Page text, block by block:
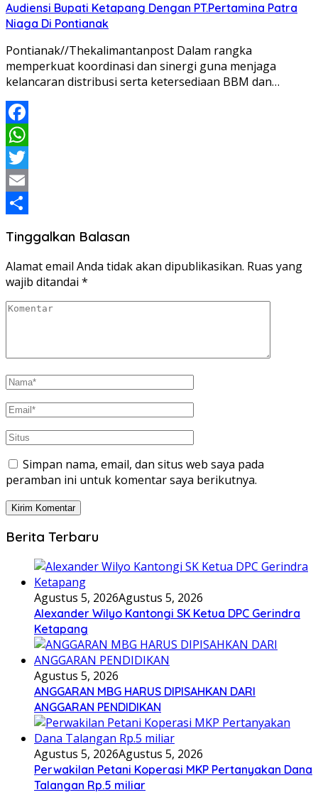
Audiensi Bupati Ketapang Dengan PT.Pertamina Patra
Niaga Di Pontianak
Pontianak//Thekalimantanpost Dalam rangka
memperkuat koordinasi dan sinergi guna menjaga
kelancaran distribusi serta ketersediaan BBM dan…
Facebook
WhatsApp
Twitter
Email
Tinggalkan Balasan
Alamat email Anda tidak akan dipublikasikan. Ruas yang
wajib ditandai *
Simpan nama, email, dan situs web saya pada
peramban ini untuk komentar saya berikutnya.
Berita Terbaru
Agustus 5, 2026Agustus 5, 2026
Alexander Wilyo Kantongi SK Ketua DPC Gerindra
Ketapang
Agustus 5, 2026
ANGGARAN MBG HARUS DIPISAHKAN DARI
ANGGARAN PENDIDIKAN
Agustus 5, 2026Agustus 5, 2026
Perwakilan Petani Koperasi MKP Pertanyakan Dana
Talangan Rp.5 miliar